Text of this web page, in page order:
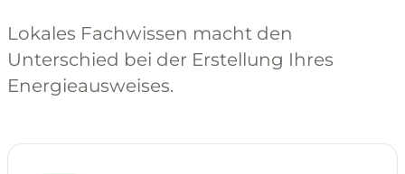
Lokales Fachwissen macht den
Unterschied bei der Erstellung Ihres
Energieausweises.